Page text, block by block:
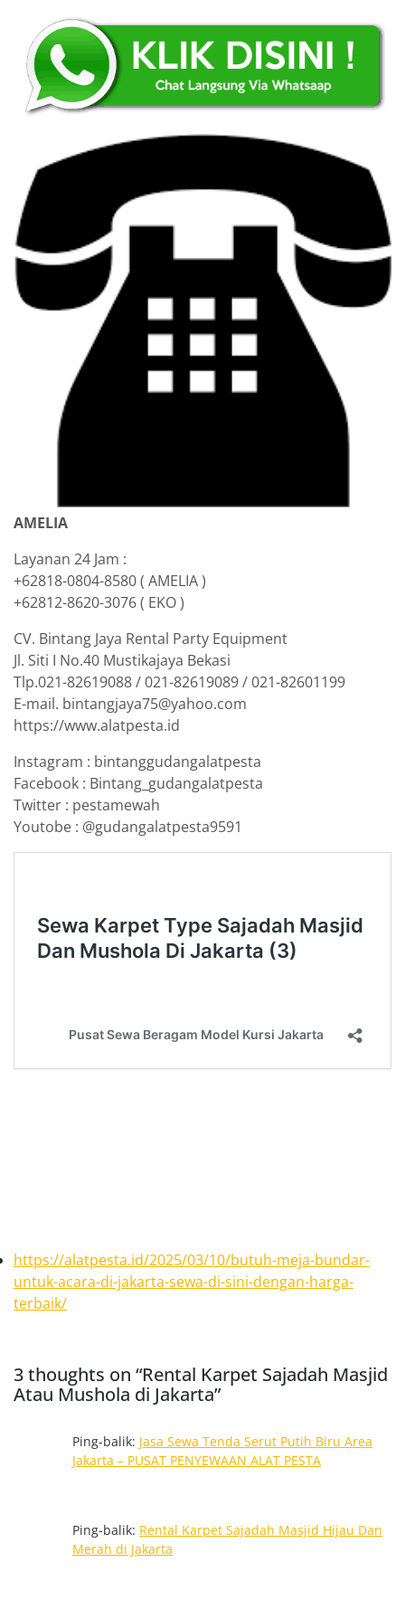
AMELIA
Layanan 24 Jam :
+62818-0804-8580 ( AMELIA )
+62812-8620-3076 ( EKO )
CV. Bintang Jaya Rental Party Equipment
Jl. Siti I No.40 Mustikajaya Bekasi
Tlp.021-82619088 / 021-82619089 / 021-82601199
E-mail. bintangjaya75@yahoo.com
https://www.alatpesta.id
Instagram : bintanggudangalatpesta
Facebook : Bintang_gudangalatpesta
Twitter : pestamewah
Youtobe : @gudangalatpesta9591
https://alatpesta.id/2025/03/10/butuh-meja-bundar-
untuk-acara-di-jakarta-sewa-di-sini-dengan-harga-
terbaik/
3 thoughts on “Rental Karpet Sajadah Masjid
Atau Mushola di Jakarta”
Ping-balik: Jasa Sewa Tenda Serut Putih Biru Area
Jakarta – PUSAT PENYEWAAN ALAT PESTA
Ping-balik: Rental Karpet Sajadah Masjid Hijau Dan
Merah di Jakarta